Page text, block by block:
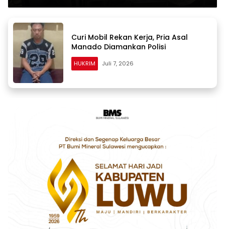
Curi Mobil Rekan Kerja, Pria Asal
Manado Diamankan Polisi
HUKRIM Juli 7, 2026